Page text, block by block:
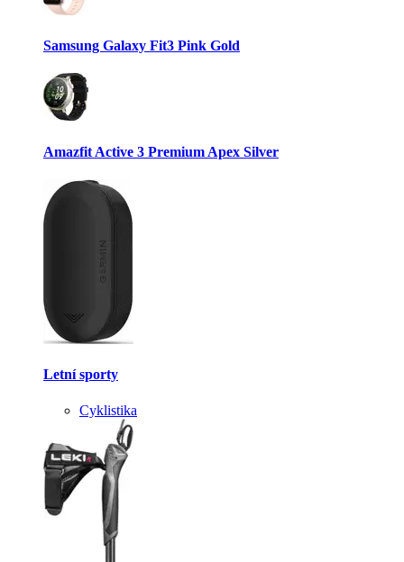
Samsung Galaxy Fit3 Pink Gold
Amazfit Active 3 Premium Apex Silver
Letní sporty
Cyklistika